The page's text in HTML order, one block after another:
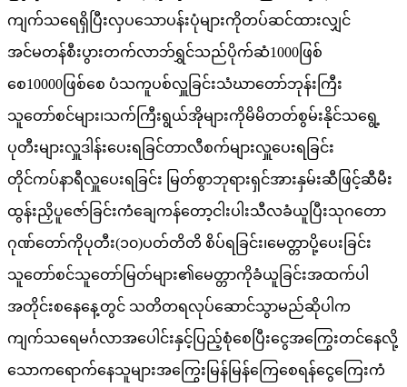
ကျက်သရေရှိပြီးလှပသောပန်းပုံများကိုတပ်ဆင်ထားလျှင်
အင်မတန်စီးပွားတက်လာဘ်ရွှင်သည်ပိုက်ဆံ1000ဖြစ်
စေ10000ဖြစ်စေ ပံသကူပစ်လှူခြင်းသံဃာတော်ဘုန်းကြီး
သူတော်စင်များ၊သက်ကြီးရွယ်အိုများကိုမိမိတတ်စွမ်းနိုင်သရွေ့
ပုတီးများလှူဒါန်းပေးရခြင်တာလီစက်များလှူပေးရခြင်း
တိုင်ကပ်နာရီလှူပေးရခြင်း မြတ်စွာဘုရားရှင်အားနှမ်းဆီဖြင့်ဆီမီး
ထွန်းညှိပူဇော်ခြင်းကံချေကန်တော့ငါးပါးသီလခံယူပြီးသုဂတော
ဂုဏ်တော်ကိုပုတီး(၁၀)ပတ်တိတိ စိပ်ရခြင်း၊မေတ္တာပို့ပေးခြင်း
သူတော်စင်သူတော်မြတ်များ၏မေတ္တာကိုခံယူခြင်းအထက်ပါ
အတိုင်းစနေနေ့တွင် သတိတရလုပ်ဆောင်သွာမည်ဆိုပါက
ကျက်သရေမင်္ဂလာအပေါင်းနှင့်ပြည့်စုံစေပြီးငွေအကြွေးတင်နေလို့
သောကရောက်နေသူများအကြွေးမြန်မြန်ကြေစေရန်ငွေကြေးကံ